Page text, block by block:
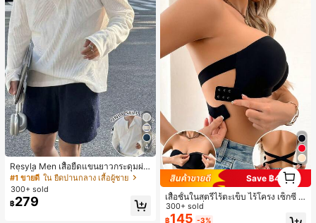
4
Resyla Men เสื้อยืดแขนยาวกระดุมผ่า
ครึ่งสีพื้นอเนกประสงค์ลำลองสำหรับผู้ช
าย
#1 ขายดี ใน ยืดปานกลาง เสื้อผู้ชาย
300+ sold
฿279
Save ฿4
เสื้อชั้นในสตรีไร้ตะเข็บ ไร้โครง เซ็กซี่ ด้
านข้างไม่ลื่น แผ่นรองถอดได้ ลายไขว้ห
ลัง ไร้สาย สบายตลอดวัน
300+ sold
฿145 -3%
1
1